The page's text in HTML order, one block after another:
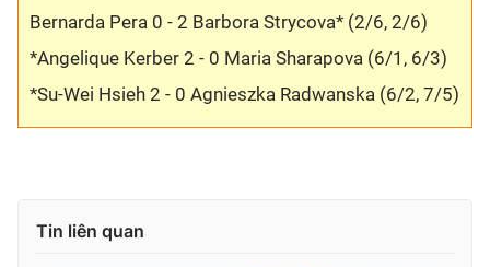
Bernarda Pera 0 - 2 Barbora Strycova* (2/6, 2/6)
*Angelique Kerber 2 - 0 Maria Sharapova (6/1, 6/3)
*Su-Wei Hsieh 2 - 0 Agnieszka Radwanska (6/2, 7/5)
Tin liên quan